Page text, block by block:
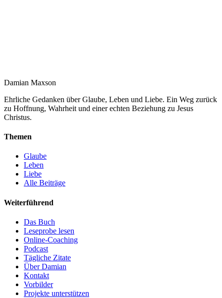
Damian Maxson
Ehrliche Gedanken über Glaube, Leben und Liebe. Ein Weg zurück
zu Hoffnung, Wahrheit und einer echten Beziehung zu Jesus
Christus.
Themen
Glaube
Leben
Liebe
Alle Beiträge
Weiterführend
Das Buch
Leseprobe lesen
Online-Coaching
Podcast
Tägliche Zitate
Über Damian
Kontakt
Vorbilder
Projekte unterstützen